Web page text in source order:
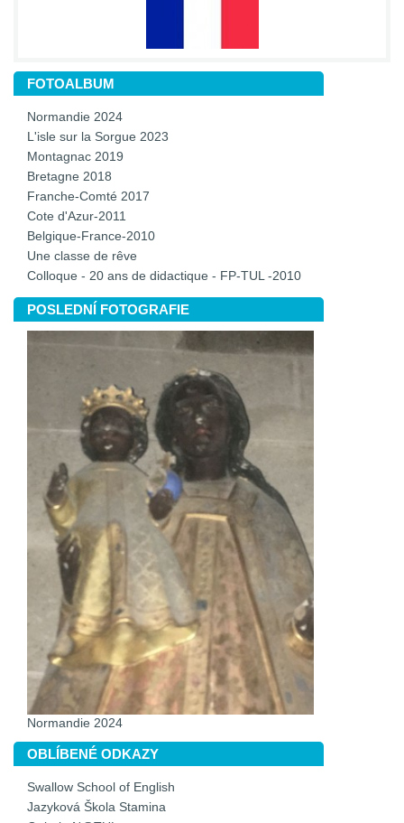
FOTOALBUM
Normandie 2024
L'isle sur la Sorgue 2023
Montagnac 2019
Bretagne 2018
Franche-Comté 2017
Cote d'Azur-2011
Belgique-France-2010
Une classe de rêve
Colloque - 20 ans de didactique - FP-TUL -2010
POSLEDNÍ FOTOGRAFIE
Normandie 2024
OBLÍBENÉ ODKAZY
Swallow School of English
Jazyková Škola Stamina